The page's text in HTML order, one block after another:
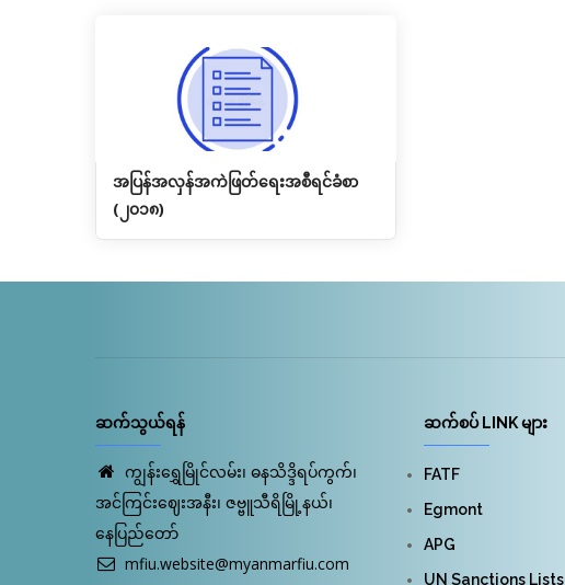
အပြန်အလှန်အကဲဖြတ်ရေးအစီရင်ခံစာ
(၂၀၁၈)
ဆက်သွယ်ရန်
ကျွန်းရွှေမြိုင်လမ်း၊ ဓနသိဒ္ဒိရပ်ကွက်၊
အင်ကြင်းဈေးအနီး၊ ဇဗ္ဗူသီရိမြို့နယ်၊
နေပြည်တော်
mfiu.website@myanmarfiu.com
ဆက်စပ် LINK များ
FATF
Egmont
APG
UN Sanctions Lists